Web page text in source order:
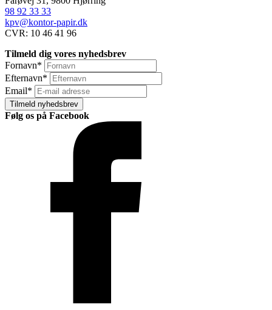
98 92 33 33
kpv@kontor-papir.dk
CVR: 10 46 41 96
Tilmeld dig vores nyhedsbrev
Fornavn*
Efternavn*
Email*
Tilmeld nyhedsbrev
Følg os på Facebook